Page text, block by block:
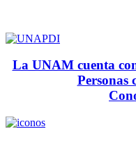
La UNAM cuenta
Personas